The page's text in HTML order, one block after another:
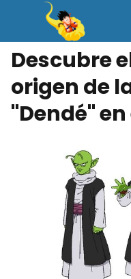
Descubre
origen de
"Dendé"